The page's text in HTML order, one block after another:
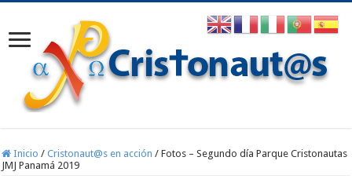
Inicio / Cristonaut@s en acción / Fotos – Segundo día Parque Cristonautas
JMJ Panamá 2019